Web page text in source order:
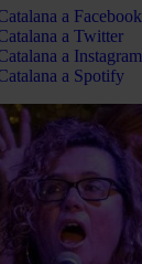
a Facebook
a Twitter
a Instagram
a Spotify